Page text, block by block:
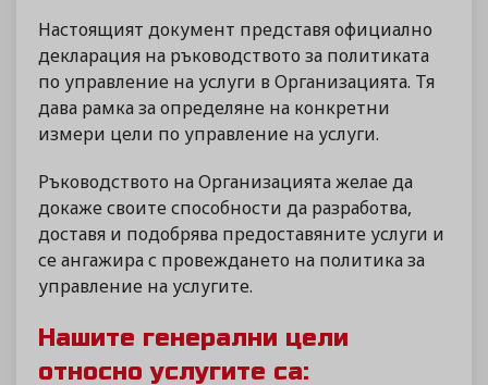
Настоящият документ представя официално
декларация на ръководството за политиката
по управление на услуги в Организацията. Тя
дава рамка за определяне на конкретни
измери цели по управление на услуги.
Ръководството на Организацията желае да
докаже своите способности да разработва,
доставя и подобрява предоставяните услуги и
се ангажира с провеждането на политика за
управление на услугите.
Нашите генерални цели
относно услугите са: